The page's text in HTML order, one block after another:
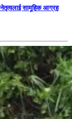
नेतृत्वलाई सामूहिक आग्रह